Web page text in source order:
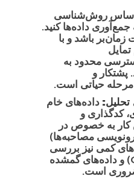
روش‌شناسی
داده‌ها کنید.
باشد و با
محدود به
پشتکار و
مرحله حیاتی است.
تحلیل: داده‌های خام
کدگذاری و
کار به خصوص در
مصاحبه‌ها)
کمی نیز بررسی
نقاط پرت (Outliers) و داده‌های گمشده